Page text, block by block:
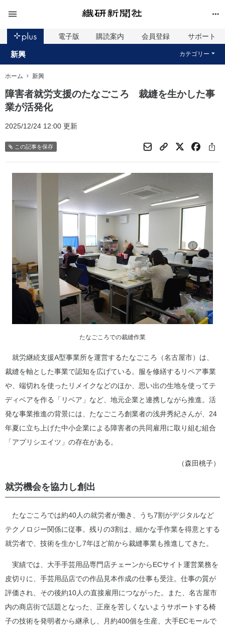
電子版 購読案内 会員登録 サポート
新興 カテゴリー
ホーム 新興
障害者就労支援のたなごころ 裁縫を生かした事
業が活発化
2025/12/24 12:00 更新
この記事を保存
たなごころでの裁縫作業
就労継続支援A型事業所を運営するたなごころ（名古屋市）は、
裁縫を軸とした事業で認知を広げている。服を修繕するリペア事業
や、端切れを使ったリメイクなどのほか、思い出の生地を使ってテ
ディベアを作る「リベア」など、地元企業と連携しながら推進。活
発な事業推進の背景には、たなごころ創業者の浅井秀紀さんが、24
年夏に立ち上げた中小企業による障害者の共同雇用に取り組む組合
「アプリシエイツ」の存在がある。
（森田桃子）
就労機会を協力し創出
たなごころでは約40人の就労者が働き、うち7割がデジタルなど
テクノロジー関係に従事。残りの3割は、細かな手作業を得意とする
就労者で、技術を生かし7年ほど前から裁縫事業も推進してきた。
実績では、大手手芸用品専門店チェーンからECサイト運営業務を
皮切りに、手芸用品店での作品見本作成の仕事も受注。仕事の質が
評価され、その後約10人の直接雇用につながった。また、名古屋市
内の商店街で話題となった、正座を苦しくないようサポートする椅
子の技術を発明者から継承し、月約400個を生産、大手ECモールで